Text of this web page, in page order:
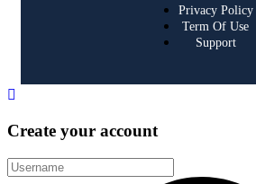
Privacy Policy
Term Of Use
Support
Create your account